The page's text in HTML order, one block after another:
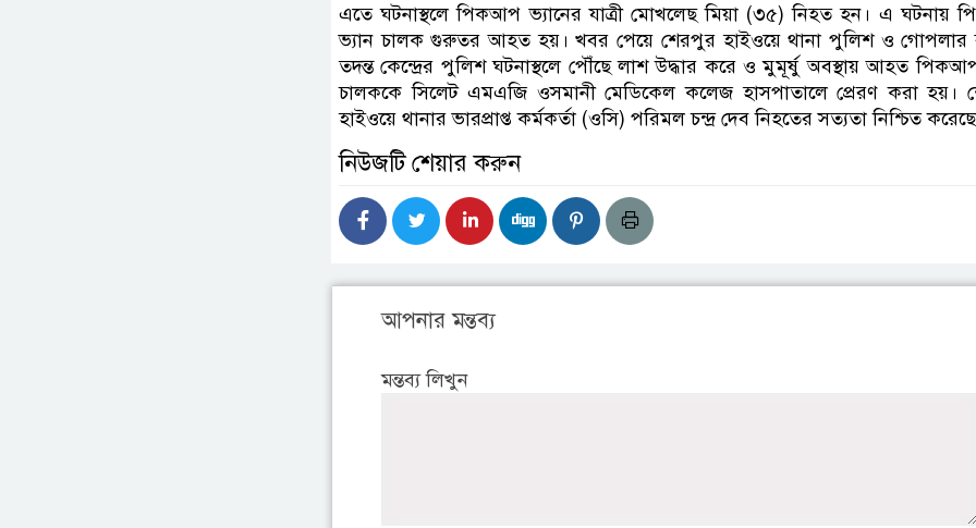
এতে ঘটনাস্থলে পিকআপ ভ্যানের যাত্রী মোখলেছ মিয়া (৩৫) নিহত হন। এ ঘটনায়
ভ্যান চালক গুরুতর আহত হয়। খবর পেয়ে শেরপুর হাইওয়ে থানা পুলিশ ও গোপলার
তদন্ত কেন্দ্রের পুলিশ ঘটনাস্থলে পৌঁছে লাশ উদ্ধার করে ও মুমূর্ষু অবস্থায় আহত
চালককে সিলেট এমএজি ওসমানী মেডিকেল কলেজ হাসপাতালে প্রেরণ করা হয়।
হাইওয়ে থানার ভারপ্রাপ্ত কর্মকর্তা (ওসি) পরিমল চন্দ্র দেব নিহতের সত্যতা নিশ্চিত
নিউজটি শেয়ার করুন
আপনার মন্তব্য
মন্তব্য লিখুন